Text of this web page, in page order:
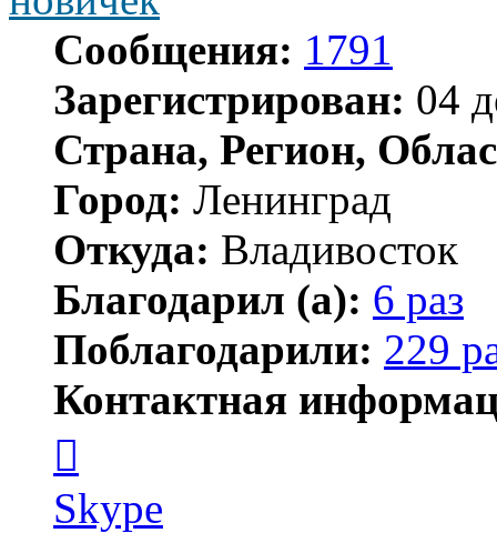
Сообщения: 1791
Зарегистрирован: 04
Страна, Регион,
Город: Ленинград
Откуда: Владивосток
Благодарил (а): 6 раз
Поблагодарили: 229
Контактная
пользователя
новичёк
Skype